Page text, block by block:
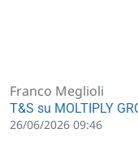
Franco Meglioli
T&S su MOLTIPLY
26/06/2026 09:46